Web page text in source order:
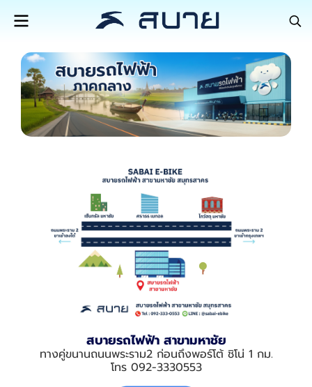
สบายรถไฟฟ้า สาขามหาชัย
ทางคู่ขนานถนนพระราม2 ก่อนถึงพอร์โต้ ชิโน่ 1 กม.
โทร 092-3330553